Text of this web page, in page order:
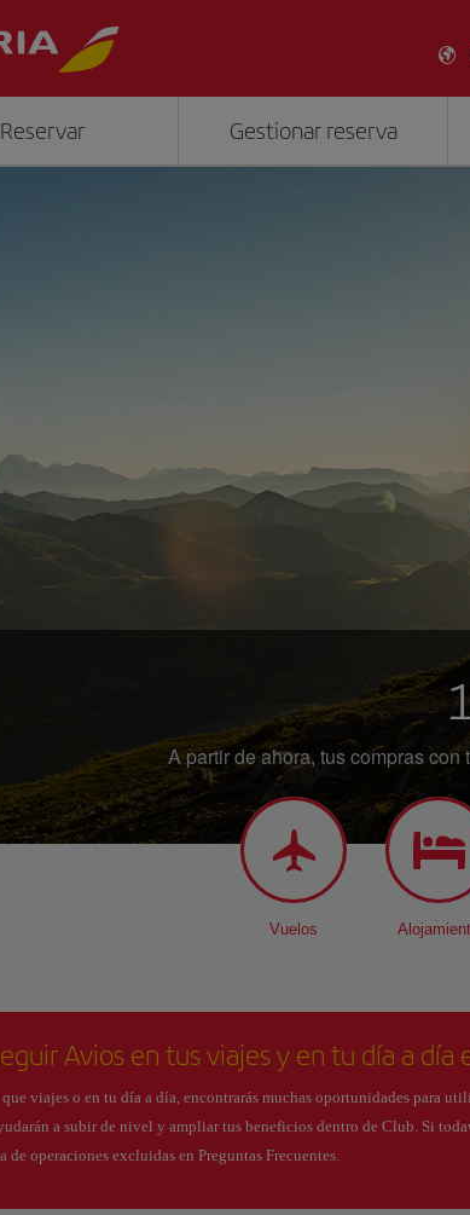
Reservar Gestionar reserva
A partir de ahora, tus compras
Vuelos
Avios en tus viajes y en tu día a día
que viajes o en tu día a día, encontrarás muchas oportunidades para
a subir de nivel y ampliar tus beneficios dentro de Club. Si
de operaciones excluidas en Preguntas Frecuentes.